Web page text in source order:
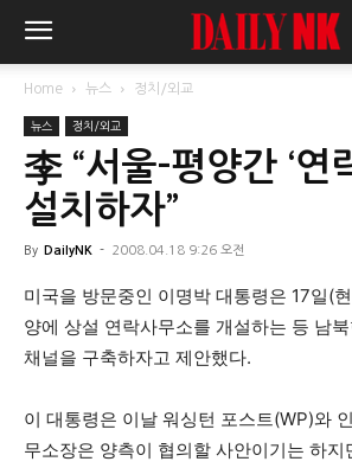
Home 뉴스 정치/외교
뉴스 정치/외교
李 “서울-평양간 ‘연
설치하자”
By DailyNK - 2008.04.18 9:26 오전
미국을 방문중인 이명박 대통령은 17일(
양에 상설 연락사무소를 개설하는 등 남
채널을 구축하자고 제안했다.
이 대통령은 이날 워싱턴 포스트(WP)와
무소장은 양측이 협의할 사안이기는 하지